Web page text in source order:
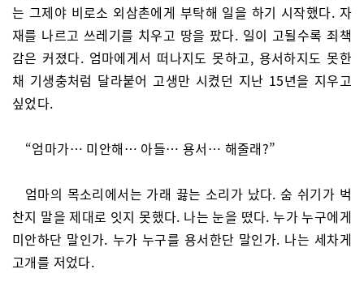
는 그제야 비로소 외삼촌에게 부탁해 일을 하기 시작했다. 자
재를 나르고 쓰레기를 치우고 땅을 팠다. 일이 고될수록 죄책
감은 커졌다. 엄마에게서 떠나지도 못하고, 용서하지도 못한
채 기생충처럼 달라붙어 고생만 시켰던 지난 15년을 지우고
싶었다.
“엄마가… 미안해… 아들… 용서… 해줄래?”
엄마의 목소리에서는 가래 끓는 소리가 났다. 숨 쉬기가 벅
찬지 말을 제대로 잇지 못했다. 나는 눈을 떴다. 누가 누구에게
미안하단 말인가. 누가 누구를 용서한단 말인가. 나는 세차게
고개를 저었다.